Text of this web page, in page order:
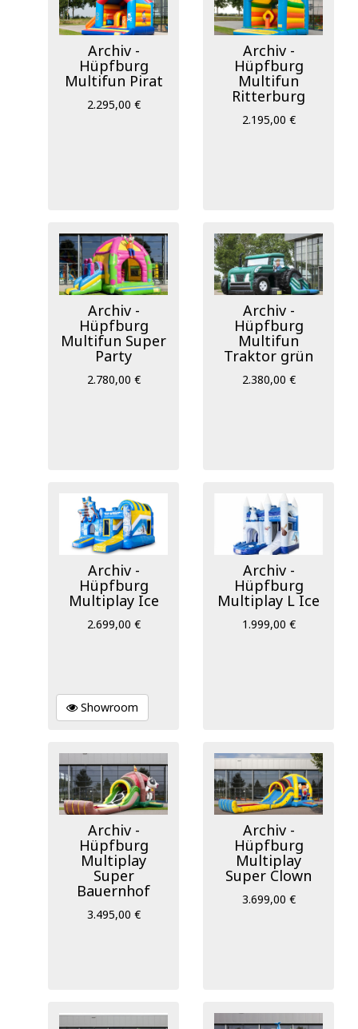
Archiv -
Hüpfburg
Multifun Pirat
2.295,00 €
Archiv -
Hüpfburg
Multifun
Ritterburg
2.195,00 €
Archiv -
Hüpfburg
Multifun Super
Party
2.780,00 €
Archiv -
Hüpfburg
Multifun
Traktor grün
2.380,00 €
Archiv -
Hüpfburg
Multiplay Ice
2.699,00 €
Showroom
Archiv -
Hüpfburg
Multiplay L Ice
1.999,00 €
Archiv -
Hüpfburg
Multiplay
Super
Bauernhof
3.495,00 €
Archiv -
Hüpfburg
Multiplay
Super Clown
3.699,00 €